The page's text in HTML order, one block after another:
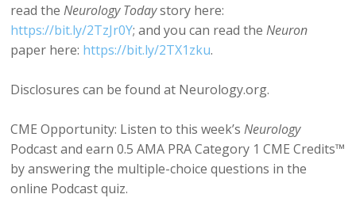
read theNeurology Todaystory here:
https://bit.ly/2TzJr0Y; and you can read theNeuron
paper here: https://bit.ly/2TX1zku.
Disclosures can be found at Neurology.org.
CME Opportunity: Listen to this week’sNeurology
Podcast and earn 0.5 AMA PRA Category 1 CME Credits™
by answering the multiple-choice questions in the
online Podcast quiz.